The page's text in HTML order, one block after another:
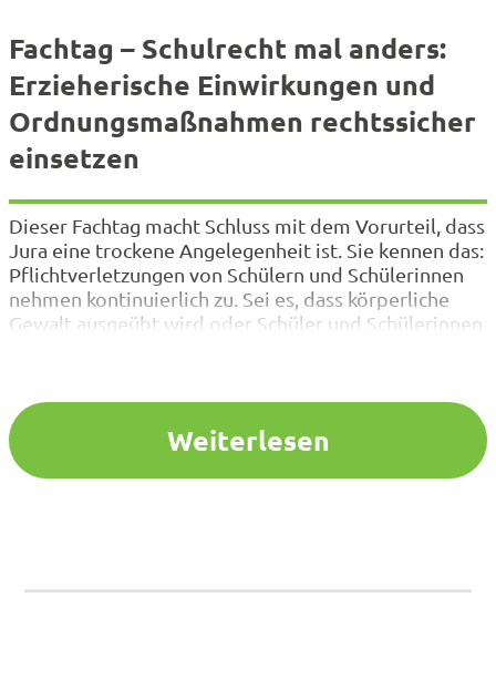
Fachtag – Schulrecht mal anders:
Erzieherische Einwirkungen und
Ordnungsmaßnahmen rechtssicher
einsetzen
Dieser Fachtag macht Schluss mit dem Vorurteil, dass
Jura eine trockene Angelegenheit ist. Sie kennen das:
Pflichtverletzungen von Schülern und Schülerinnen
nehmen kontinuierlich zu. Sei es, dass körperliche
Gewalt ausgeübt wird oder Schüler und Schülerinnen
juristischen…
Weiterlesen